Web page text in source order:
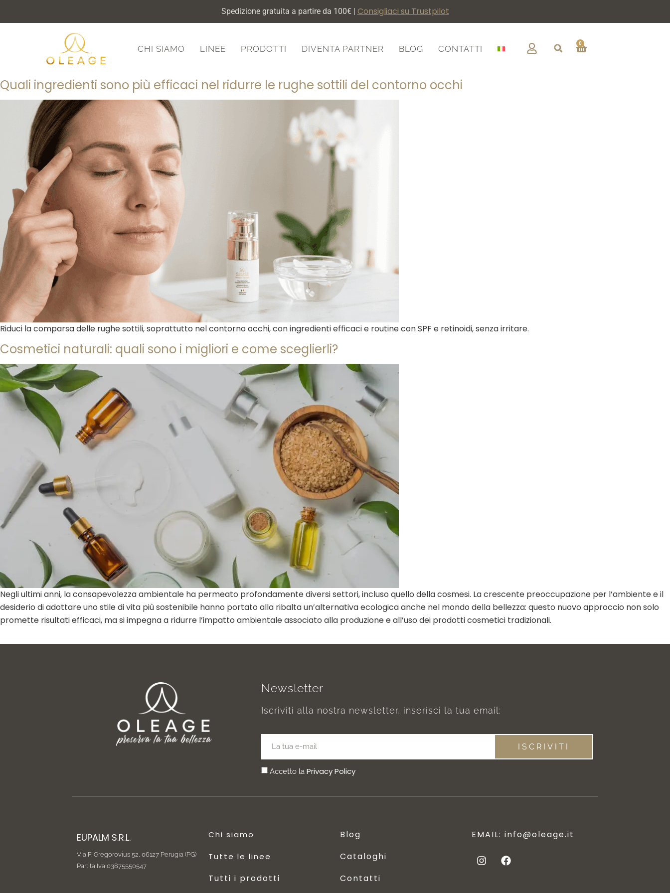
Spedizione gratuita a partire da 100€ | Consigliaci su Trustpilot
CHI SIAMO LINEE PRODOTTI DIVENTA PARTNER BLOG CONTATTI
0
Quali ingredienti sono più efficaci nel ridurre le rughe sottili del contorno occhi
Riduci la comparsa delle rughe sottili, soprattutto nel contorno occhi, con ingredienti efficaci e routine con SPF e retinoidi, senza irritare.
Cosmetici naturali: quali sono i migliori e come sceglierli?
Negli ultimi anni, la consapevolezza ambientale ha permeato profondamente diversi settori, incluso quello della cosmesi. La crescente preoccupazione per l’ambiente e il
desiderio di adottare uno stile di vita più sostenibile hanno portato alla ribalta un’alternativa ecologica anche nel mondo della bellezza: questo nuovo approccio non solo
promette risultati efficaci, ma si impegna a ridurre l’impatto ambientale associato alla produzione e all’uso dei prodotti cosmetici tradizionali.
Newsletter
Iscriviti alla nostra newsletter, inserisci la tua email:
Accetto la Privacy Policy
ISCRIVITI
EUPALM S.R.L.
Via F. Gregorovius 52,06127 Perugia (PG)
Partita Iva 03875550547
Chi siamo
Tutte le linee
Tutti i prodotti
Blog
Cataloghi
Contatti
EMAIL: info@oleage.it